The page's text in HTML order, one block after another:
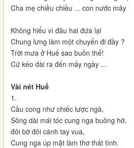
Cha mẹ chiều chiều ... con nước mây
Không hiểu vì đâu hai đứa lại
Chung lưng làm một chuyến đi đầy ?
Trời mưa ở Huế sao buồn thế!
Cứ kéo dài ra đến mấy ngày ...
Vài nét Huế
1.
Cầu cong như chiếc lược ngà,
Sông dài mái tóc cung nga buông hờ.
đôi bờ đôi cánh tay vua,
Cung nga úp mặt làm thơ thất tình.